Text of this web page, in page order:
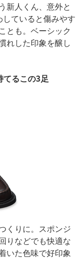
新人くん、意外と
ていると傷みやす
とも。ベーシック
れした印象を醸し
てるこの3足
くりに。スポンジ
りなどでも快適な
いた色味で好印象